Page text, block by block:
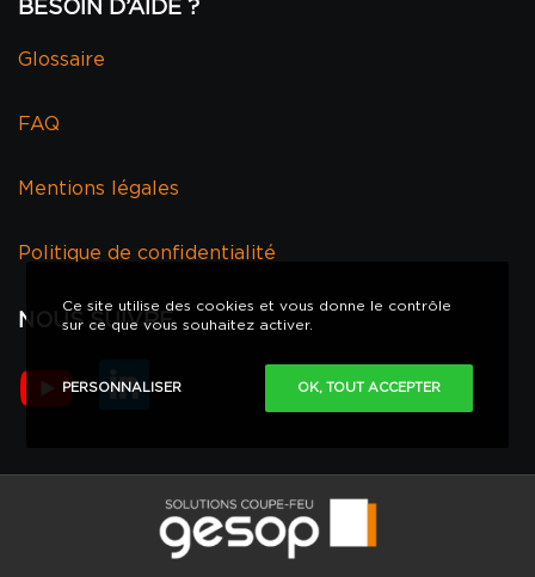
BESOIN D’AIDE ?
Glossaire
FAQ
Mentions légales
Politique de confidentialité
NOUS SUIVRE
Ce site utilise des cookies et vous donne le contrôle
sur ce que vous souhaitez activer.
PERSONNALISER OK, TOUT ACCEPTER